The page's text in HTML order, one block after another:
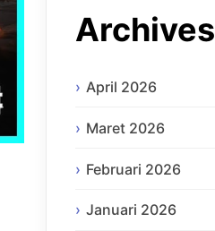
Archives
April 2026
Maret 2026
Februari 2026
Januari 2026